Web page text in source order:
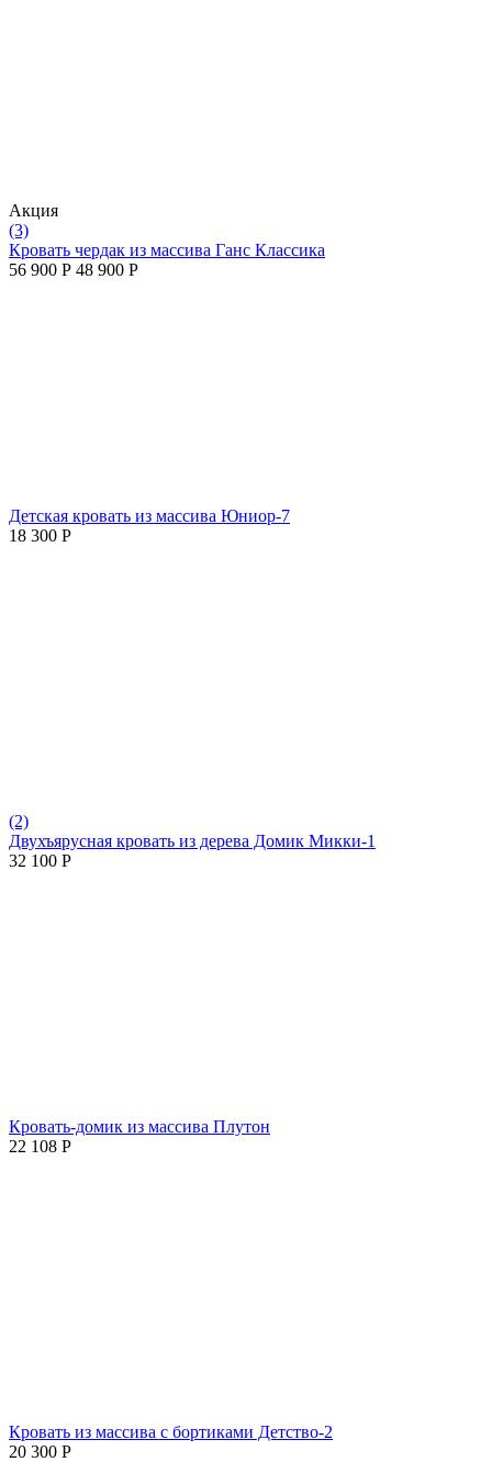
Aкция
(3)
Кровать чердак из массива Ганс Классика
56 900 Р 48 900 Р
Детская кровать из массива Юниор-7
18 300 Р
(2)
Двухъярусная кровать из дерева Домик Микки-1
32 100 Р
Кровать-домик из массива Плутон
22 108 Р
Кровать из массива с бортиками Детство-2
20 300 Р